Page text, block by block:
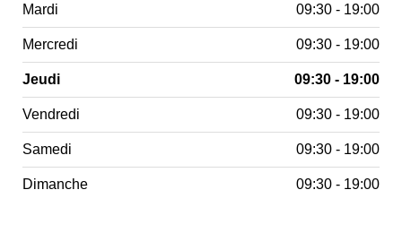
Mardi 09:30 - 19:00
Mercredi 09:30 - 19:00
Jeudi 09:30 - 19:00
Vendredi 09:30 - 19:00
Samedi 09:30 - 19:00
Dimanche 09:30 - 19:00